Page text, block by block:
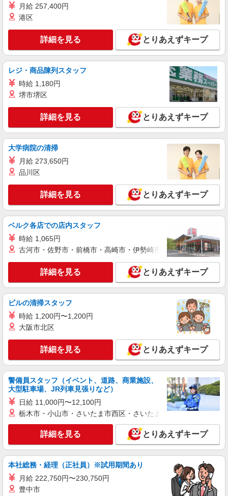
月給 257,400円
港区
詳細を見る とりあえずキープ
レジ・商品陳列スタッフ
時給 1,180円
堺市堺区
詳細を見る とりあえずキープ
大学病院の清掃
月給 273,650円
品川区
詳細を見る とりあえずキープ
ベルク各店での店内スタッフ
時給 1,065円
古河市・佐野市・前橋市・高崎市・伊勢崎市・太田市・館林市
詳細を見る とりあえずキープ
ビルの清掃スタッフ
時給 1,200円〜1,200円
大阪市北区
詳細を見る とりあえずキープ
警備員スタッフ（イベント、道路、商業施設、
大型駐車場、JR列車見張りなど）
日給 11,000円〜12,100円
栃木市・小山市・さいたま市西区・さいたま市岩槻区・久喜市・
詳細を見る とりあえずキープ
本社総務・経理（正社員）※試用期間あり
月給 222,750円〜230,750円
豊中市